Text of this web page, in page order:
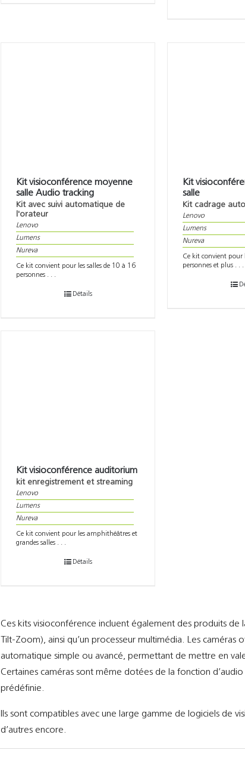
Kit visioconférence moyenne
salle Audio tracking
Kit avec suivi automatique de
l'orateur
Lenovo
Lumens
Nureva
Ce kit convient pour les salles de 10 à 16
personnes . . .
Détails
Kit
salle
Kit cadrage
Lenovo
Lumens
Nureva
Ce kit convient pour
personnes et plus . . .
Kit visioconférence auditorium
kit enregistrement et streaming
Lenovo
Lumens
Nureva
Ce kit convient pour les amphithéâtres et
grandes salles . . .
Détails
Ces kits visioconférence incluent également des produits de
Tilt-Zoom), ainsi qu’un processeur multimédia. Les
automatique simple ou avancé, permettant de mettre en
Certaines caméras sont même dotées de la fonction
prédéfinie.
Ils sont compatibles avec une large gamme de logiciels de
d’autres encore.